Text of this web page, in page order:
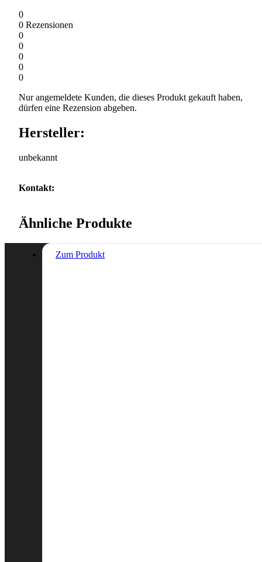
0
0 Rezensionen
0
0
0
0
0
Nur angemeldete Kunden, die dieses Produkt gekauft haben,
dürfen eine Rezension abgeben.
Hersteller:
unbekannt
Kontakt:
Ähnliche Produkte
Zum Produkt